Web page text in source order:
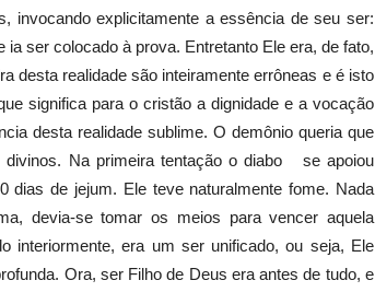
invocando explicitamente a essência de seu ser:
ser colocado à prova. Entretanto Ele era, de fato,
desta realidade são inteiramente errôneas e é isto
significa para o cristão a dignidade e a vocação
desta realidade sublime. O demônio queria que
divinos. Na primeira tentação o diabo se apoiou
de jejum. Ele teve naturalmente fome. Nada
devia-se tomar os meios para vencer aquela
interiormente, era um ser unificado, ou seja, Ele
Ora, ser Filho de Deus era antes de tudo, e